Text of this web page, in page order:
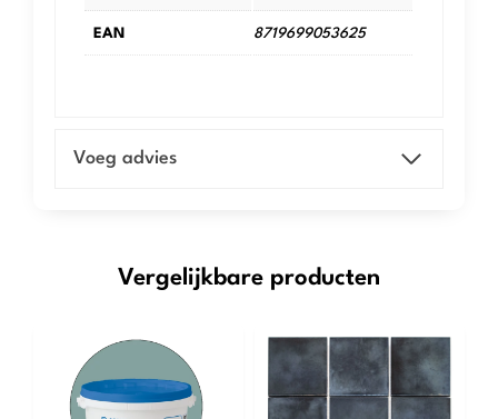
EAN 8719699053625
Voeg advies
Vergelijkbare producten